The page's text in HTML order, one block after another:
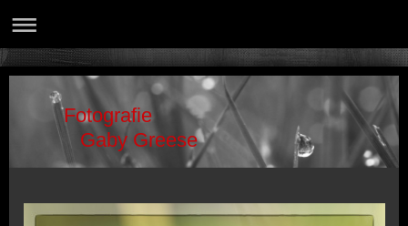
Fotografie
Gaby Greese